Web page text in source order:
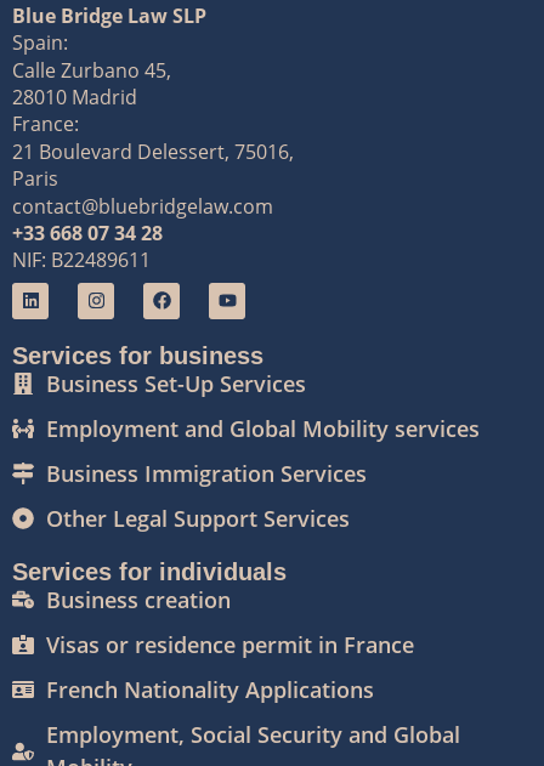
Blue Bridge Law SLP
Spain:
Calle Zurbano 45,
28010 Madrid
France:
21 Boulevard Delessert, 75016,
Paris
contact@bluebridgelaw.com
+33 668 07 34 28
NIF: B22489611
Services for business
Business Set-Up Services
Employment and Global Mobility services
Business Immigration Services
Other Legal Support Services
Services for individuals
Business creation
Visas or residence permit in France
French Nationality Applications
Employment, Social Security and Global